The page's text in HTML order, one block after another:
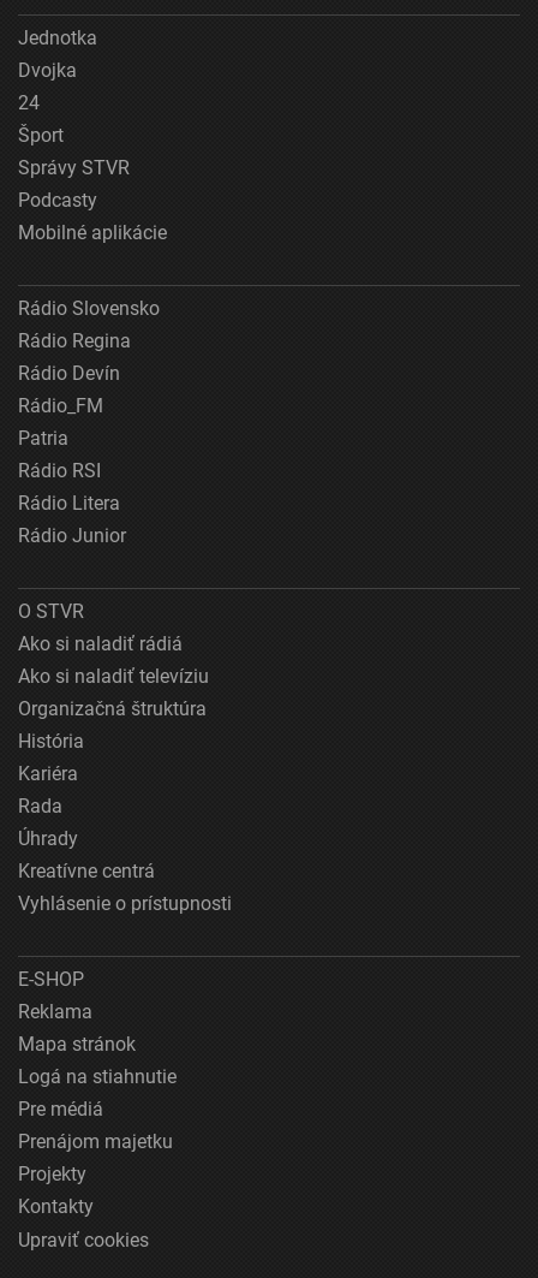
Jednotka
Dvojka
24
Šport
Správy STVR
Podcasty
Mobilné aplikácie
Rádio Slovensko
Rádio Regina
Rádio Devín
Rádio_FM
Patria
Rádio RSI
Rádio Litera
Rádio Junior
O STVR
Ako si naladiť rádiá
Ako si naladiť televíziu
Organizačná štruktúra
História
Kariéra
Rada
Úhrady
Kreatívne centrá
Vyhlásenie o prístupnosti
E-SHOP
Reklama
Mapa stránok
Logá na stiahnutie
Pre médiá
Prenájom majetku
Projekty
Kontakty
Upraviť cookies